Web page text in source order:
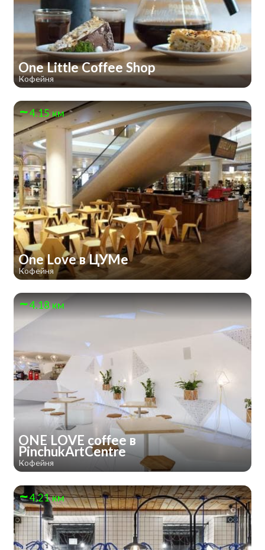
One Little Coffee Shop
Кофейня
4.15 км
One Love в ЦУМе
Кофейня
4.18 км
ONE LOVE coffee в
PinchukArtCentre
Кофейня
4.21 км